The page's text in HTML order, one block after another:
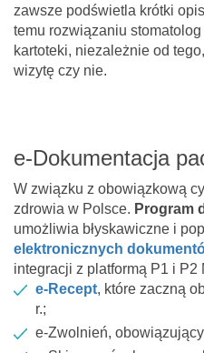
zawsze podświetla krótki
temu rozwiązaniu
kartoteki, niezależnie od
wizytę czy nie.
e-Dokumentacja
W związku z obowiązkową
zdrowia w Polsce. Program
umożliwia błyskawiczne i
elektronicznych
integracji z platformą P1 i P2
e-Recept, które zaczną
r.;
e-Zwolnień,